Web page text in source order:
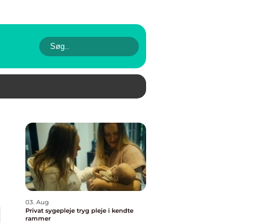
03. Aug
Privat sygepleje tryg pleje i kendte
rammer